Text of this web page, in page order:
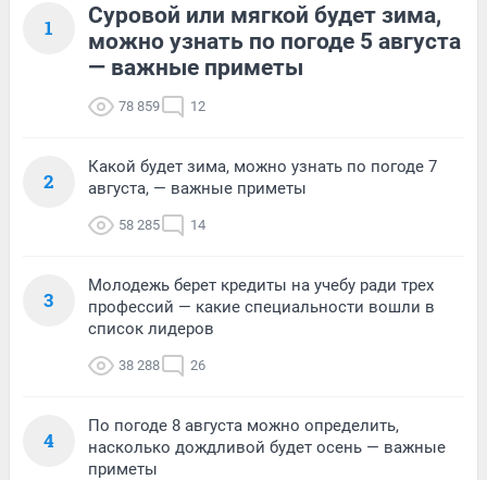
1
Суровой или мягкой будет зима,
можно узнать по погоде 5 августа
— важные приметы
78 859 12
2
Какой будет зима, можно узнать по погоде 7
августа, — важные приметы
58 285 14
3
Молодежь берет кредиты на учебу ради трех
профессий — какие специальности вошли в
список лидеров
38 288 26
4
По погоде 8 августа можно определить,
насколько дождливой будет осень — важные
приметы